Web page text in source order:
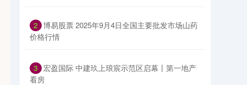
2 ​博易股票 2025年9月4日全国主要批发市场山药
价格行情
3
​宏盈国际 中建玖上琅宸示范区启幕丨第一地产
看房